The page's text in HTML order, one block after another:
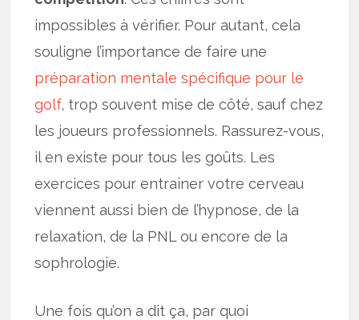
impossibles à vérifier. Pour autant, cela
souligne l’importance de faire une
préparation mentale spécifique pour le
golf, trop souvent mise de côté, sauf chez
les joueurs professionnels. Rassurez-vous,
il en existe pour tous les goûts. Les
exercices pour entrainer votre cerveau
viennent aussi bien de l’hypnose, de la
relaxation, de la PNL ou encore de la
sophrologie.
Une fois qu’on a dit ça, par quoi